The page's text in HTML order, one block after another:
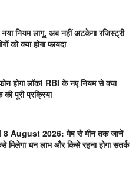
नियम लागू, अब नहीं अटकेगा रजिस्ट्री
को क्या होगा फायदा
होगा लॉक! RBI के नए नियम से क्या
पूरी प्रक्रिया
August 2026: मेष से मीन तक जानें
मिलेगा धन लाभ और किसे रहना होगा सतर्क